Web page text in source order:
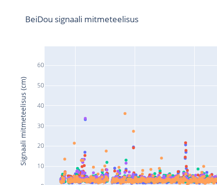
10
20
30
40
50
60
BeiDou signaali mitmeteelisus
Signaali mitmeteelisus (cm)